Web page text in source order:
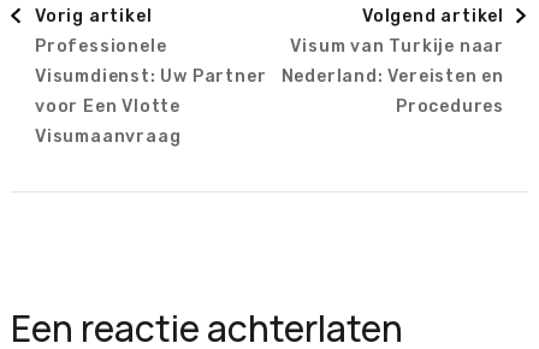
Vorig artikel
Professionele
Visumdienst: Uw Partner
voor Een Vlotte
Visumaanvraag
Volgend artikel
Visum van Turkije naar
Nederland: Vereisten en
Procedures
Een reactie achterlaten